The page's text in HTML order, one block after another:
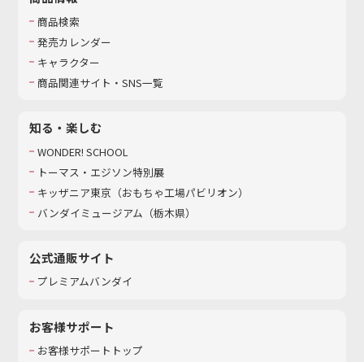
商品検索
発売カレンダー
キャラクター
商品関連サイト・SNS一覧
知る・楽しむ
WONDER! SCHOOL
トーマス・エジソン特別展
キッザニア東京（おもちゃ工場パビリオン）​
バンダイミュージアム（栃木県）
公式通販サイト
プレミアムバンダイ
お客様サポート
お客様サポートトップ